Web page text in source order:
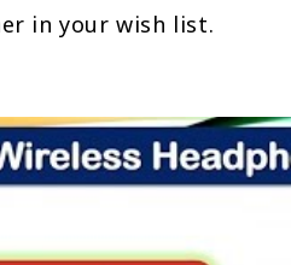
in your wish list.